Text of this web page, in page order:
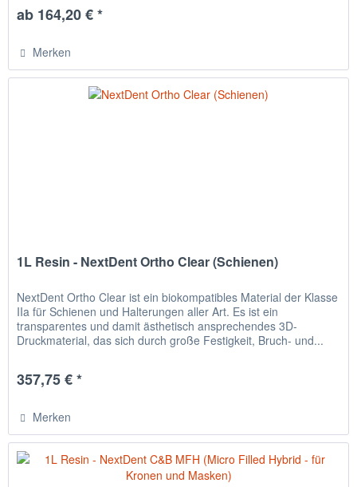
ab 164,20 € *
Merken
1L Resin - NextDent Ortho Clear (Schienen)
NextDent Ortho Clear ist ein biokompatibles Material der Klasse
IIa für Schienen und Halterungen aller Art. Es ist ein
transparentes und damit ästhetisch ansprechendes 3D-
Druckmaterial, das sich durch große Festigkeit, Bruch- und...
357,75 € *
Merken